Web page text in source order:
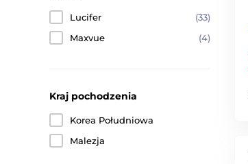
Lucifer
(33)
Maxvue
(4)
Kraj pochodzenia
Korea Południowa
Malezja